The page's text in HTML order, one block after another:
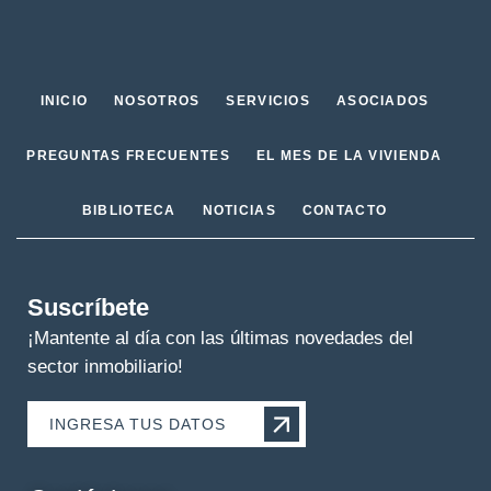
INICIO NOSOTROS SERVICIOS ASOCIADOS
PREGUNTAS FRECUENTES EL MES DE LA VIVIENDA
BIBLIOTECA NOTICIAS CONTACTO
Suscríbete
¡Mantente al día con las últimas novedades del
sector inmobiliario!
INGRESA TUS DATOS